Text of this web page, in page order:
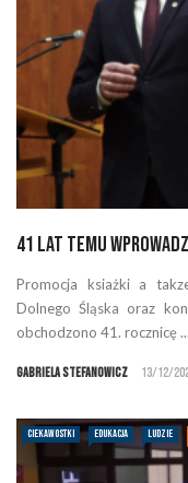
41 lat temu
Promocja ksiażki a
Dolnego Śląska oraz
obchodzono 41. rocznicę ...
Gabriela Stefanowicz 13/12/
CIEKAWOSTKI EDUKACJA LUDZIE